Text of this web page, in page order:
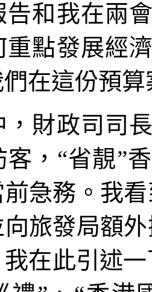
告和我在兩
重點發展經
在這份預
，財政司司
客，“省靚”
急務。我
向旅發局額
在此引述